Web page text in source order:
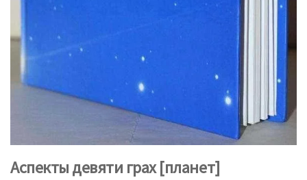
Аспекты девяти грах [планет]